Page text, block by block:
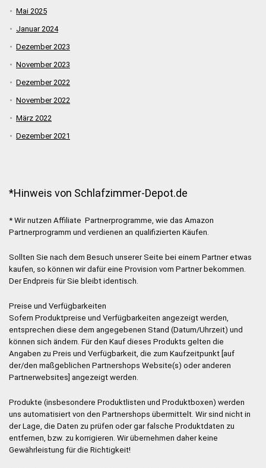
Mai 2025
Januar 2024
Dezember 2023
November 2023
Dezember 2022
November 2022
März 2022
Dezember 2021
*Hinweis von Schlafzimmer-Depot.de
* Wir nutzen Affiliate Partnerprogramme, wie das Amazon
Partnerprogramm und verdienen an qualifizierten Käufen.
Sollten Sie nach dem Besuch unserer Seite bei einem Partner etwas
kaufen, so können wir dafür eine Provision vom Partner bekommen.
Der Endpreis für Sie bleibt identisch.
Preise und Verfügbarkeiten
Sofern Produktpreise und Verfügbarkeiten angezeigt werden,
entsprechen diese dem angegebenen Stand (Datum/Uhrzeit) und
können sich ändern. Für den Kauf dieses Produkts gelten die
Angaben zu Preis und Verfügbarkeit, die zum Kaufzeitpunkt [auf
der/den maßgeblichen Partnershops Website(s) oder anderen
Partnerwebsites] angezeigt werden.
Produkte (insbesondere Produktlisten und Produktboxen) werden
uns automatisiert von den Partnershops übermittelt. Wir sind nicht in
der Lage, die Daten zu prüfen oder gar falsche Produktdaten zu
entfernen, bzw. zu korrigieren. Wir übernehmen daher keine
Gewährleistung für die Richtigkeit!